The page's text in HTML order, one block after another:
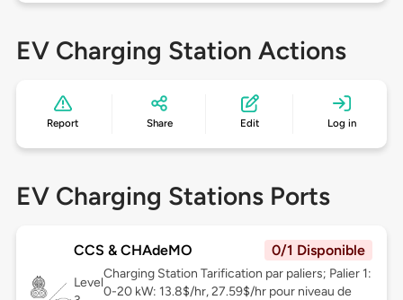
EV Charging Station Actions
Report Share Edit Log in
EV Charging Stations Ports
CCS & CHAdeMO 0/1 Disponible
Level
Charging Station Tarification par paliers; Palier 1:
0-20 kW: 13.8$/hr, 27.59$/hr pour niveau de